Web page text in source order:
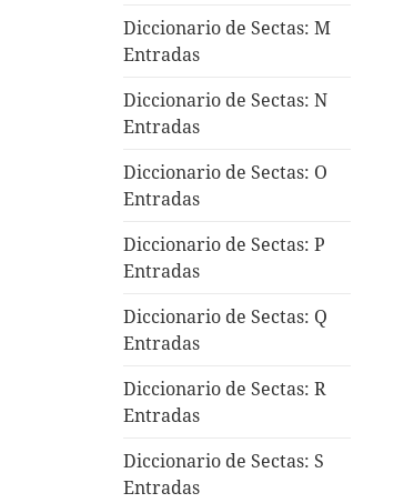
Diccionario de Sectas: M
Entradas
Diccionario de Sectas: N
Entradas
Diccionario de Sectas: O
Entradas
Diccionario de Sectas: P
Entradas
Diccionario de Sectas: Q
Entradas
Diccionario de Sectas: R
Entradas
Diccionario de Sectas: S
Entradas